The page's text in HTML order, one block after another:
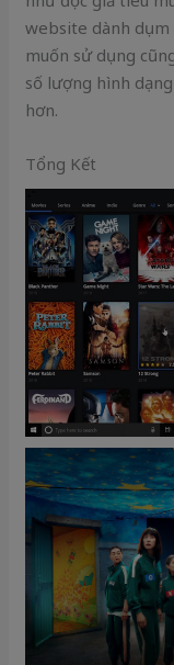
website dành dụm
muốn sử dụng
số lượng hình
hơn.
Tổng Kết